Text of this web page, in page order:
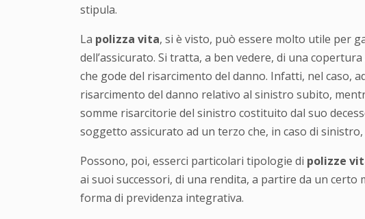
stipula.
La polizza vita, si è visto, può essere molto utile per
dell’assicurato. Si tratta, a ben vedere, di una
che gode del risarcimento del danno. Infatti, nel caso,
risarcimento del danno relativo al sinistro subito,
somme risarcitorie del sinistro costituito dal suo
soggetto assicurato ad un terzo che, in caso di
Possono, poi, esserci particolari tipologie di polizze
ai suoi successori, di una rendita, a partire da un
forma di previdenza integrativa.